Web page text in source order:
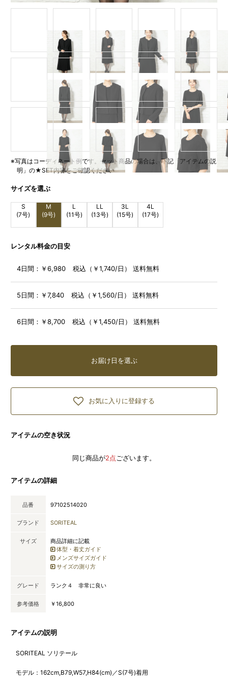
Item
※写真はコーディネート例です。セット商品の場合は、下記「アイテムの説
明」の★SET内容をご確認ください
サイズを選ぶ
S
(7号)
M
(9号)
L
(11号)
LL
(13号)
3L
(15号)
4L
(17号)
レンタル料金の目安
4日間： ￥6,980 税込（￥1,740/日） 送料無料
5日間： ￥7,840 税込（￥1,560/日） 送料無料
6日間： ￥8,700 税込（￥1,450/日） 送料無料
お届け日を選ぶ
お気に入りに登録する
アイテムの空き状況
同じ商品が2点 ございます。
アイテムの詳細
品番 97102514020
ブランド SORITEAL
サイズ
商品詳細に記載
体型・着丈ガイド
メンズサイズガイド
サイズの測り方
グレード ランク４ 非常に良い
参考価格 ￥16,800
アイテムの説明
SORITEAL ソリテール
モデル：162cm,B79,W57,H84(cm)／S(7号)着用